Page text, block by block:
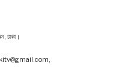
ঢাকা।